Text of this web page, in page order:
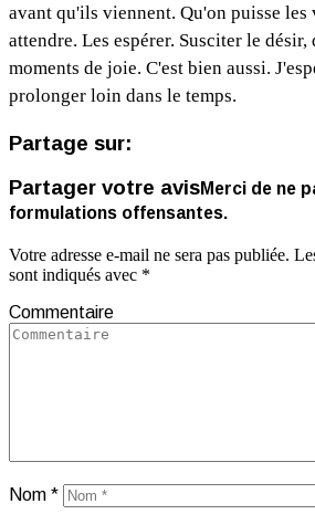
avant qu'ils viennent. Qu'on puisse
attendre. Les espérer. Susciter le désir,
moments de joie. C'est bien aussi.
prolonger loin dans le temps.
Partage sur:
Partager votre avisMerci de ne
formulations offensantes.
Votre adresse e-mail ne sera pas publiée.
sont indiqués avec *
Commentaire
Nom *